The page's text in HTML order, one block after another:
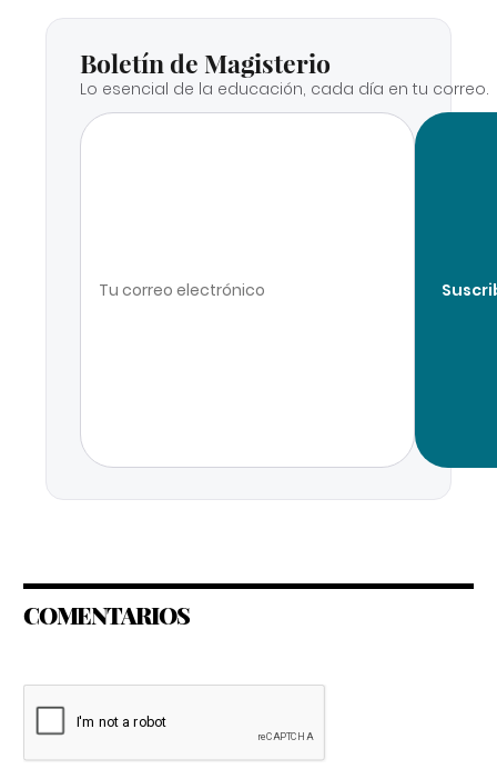
Boletín de Magisterio
Lo esencial de la educación, cada día en tu correo.
COMENTARIOS